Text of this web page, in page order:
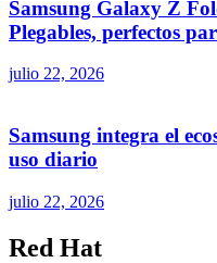
Samsung Galaxy Z
Plegables, perfectos
julio 22, 2026
Samsung integra el
uso diario
julio 22, 2026
Red Hat